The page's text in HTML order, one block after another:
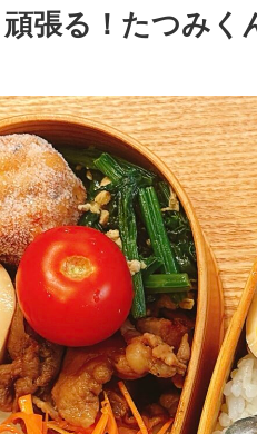
張る！たつみく